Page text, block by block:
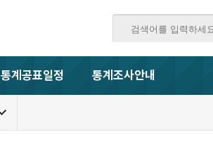
통계공표일정 통계조사안내